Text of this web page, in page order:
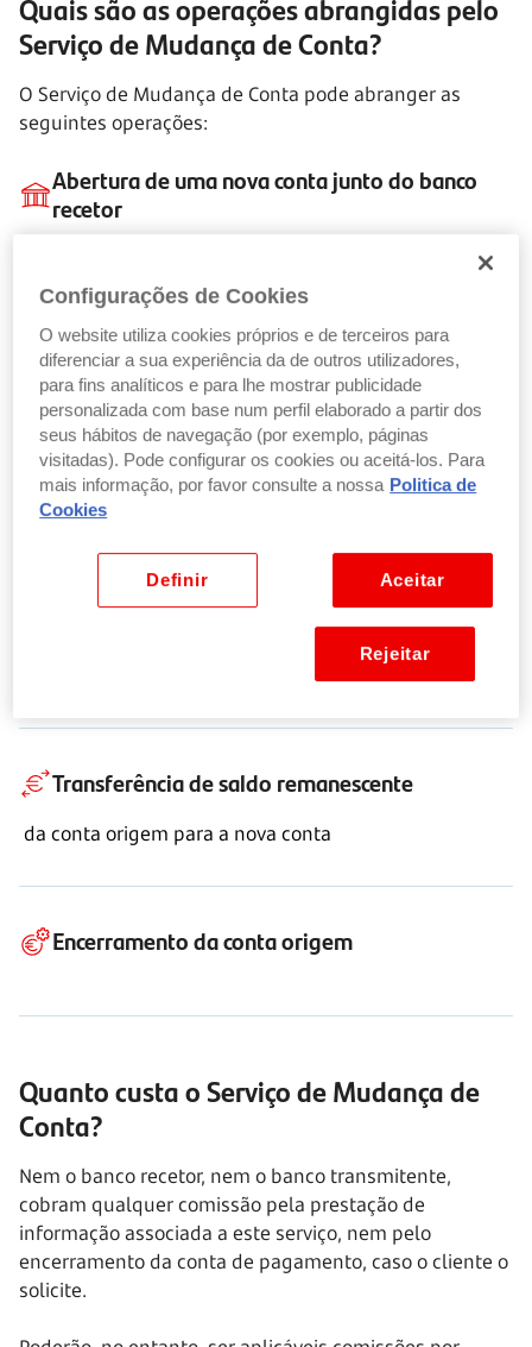
Quais são as operações abrangidas pelo
Serviço de Mudança de Conta?
O Serviço de Mudança de Conta pode abranger as
seguintes operações:
Abertura de uma nova conta junto do banco
recetor
Transferências a crédito recorrentes
de que é beneficiário
Ordens de transferência permanentes
Autorizações de débitos diretos
Transferência de saldo remanescente
da conta origem para a nova conta
Encerramento da conta origem
Quanto custa o Serviço de Mudança de
Conta?
Nem o banco recetor, nem o banco transmitente,
cobram qualquer comissão pela prestação de
informação associada a este serviço, nem pelo
encerramento da conta de pagamento, caso o cliente o
solicite.
Configurações de Cookies
O website utiliza cookies próprios e de terceiros para
diferenciar a sua experiência da de outros utilizadores,
para fins analíticos e para lhe mostrar publicidade
personalizada com base num perfil elaborado a partir dos
seus hábitos de navegação (por exemplo, páginas
visitadas). Pode configurar os cookies ou aceitá-los. Para
mais informação, por favor consulte a nossa Politica de
Cookies
Aceitar
Definir
Rejeitar